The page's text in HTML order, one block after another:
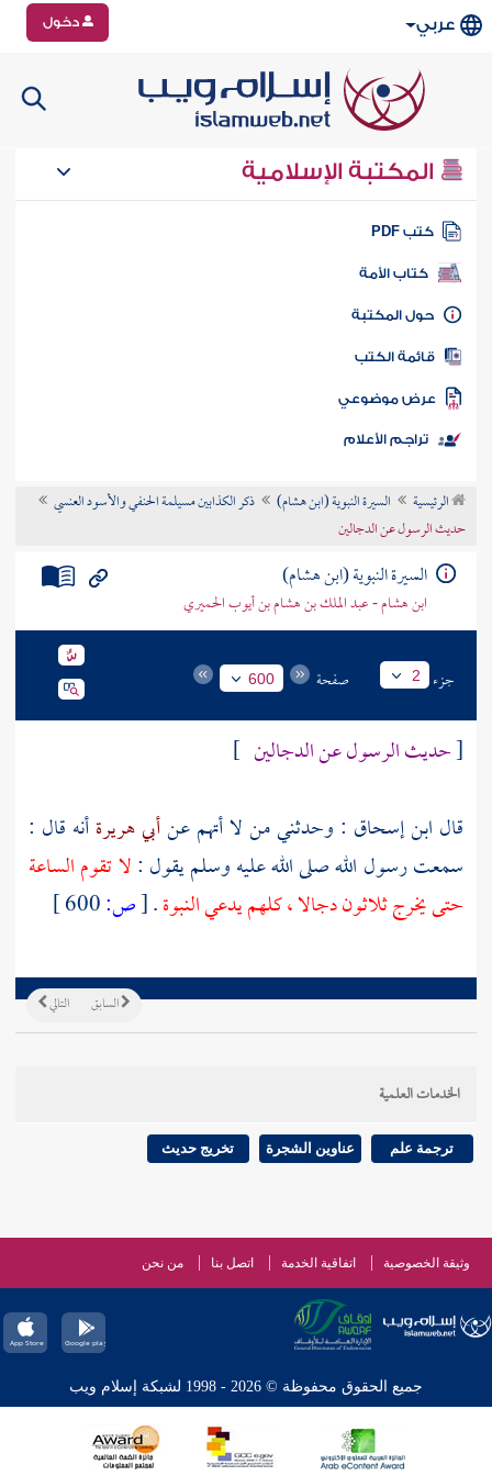
عربي دخول
المكتبة الإسلامية
كتب PDF
كتاب الأمة
المكتبة
الكتب
موضوعي
تراجم الأعلام
الرئيسية السيرة النبوية (ابن هشام)
ذكر الكذابين مسيلمة الحنفي والأسود العنسي
حديث الرسول عن الدجالين
السيرة النبوية (ابن هشام)
ابن هشام - عبد الملك بن هشام بن أيوب الحميري
جزء 2 صفحة 600
[حديث الرسول عن الدجالين ]
قال ابن إسحاق : وحدثني من لا أتهم عنأبي هريرةأنه قال :
سمعت رسول الله صلى الله عليه وسلم يقول :لا تقوم الساعة
حتى يخرج ثلاثون دجالا ، كلهم يدعي النبوة.
[ص:
التالي السابق
الخدمات العلمية
ترجمة علم عناوين الشجرة تخريج حديث
وثيقة الخصوصية اتفاقية الخدمة اتصل بنا من نحن
جميع الحقوق محفوظة © 2026 - 1998 لشبكة إسلام ويب